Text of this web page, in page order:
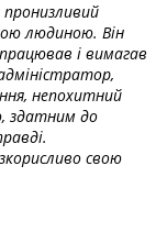
людиною. Він
і вимагав
непохитний
здатним до
свою